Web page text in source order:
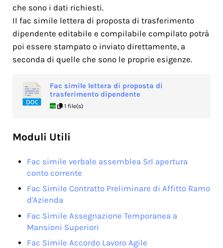
che sono i dati richiesti.
Il fac simile lettera di proposta di trasferimento
dipendente editabile e compilabile compilato potrà
poi essere stampato o inviato direttamente, a
seconda di quelle che sono le proprie esigenze.
Fac simile lettera di proposta di
trasferimento dipendente
1 file(s)
Moduli Utili
Fac simile verbale assemblea Srl apertura
conto corrente​
Fac Simile Contratto Preliminare di Affitto Ramo
d'Azienda
Fac Simile Assegnazione Temporanea a
Mansioni Superiori
Fac Simile Accordo Lavoro Agile